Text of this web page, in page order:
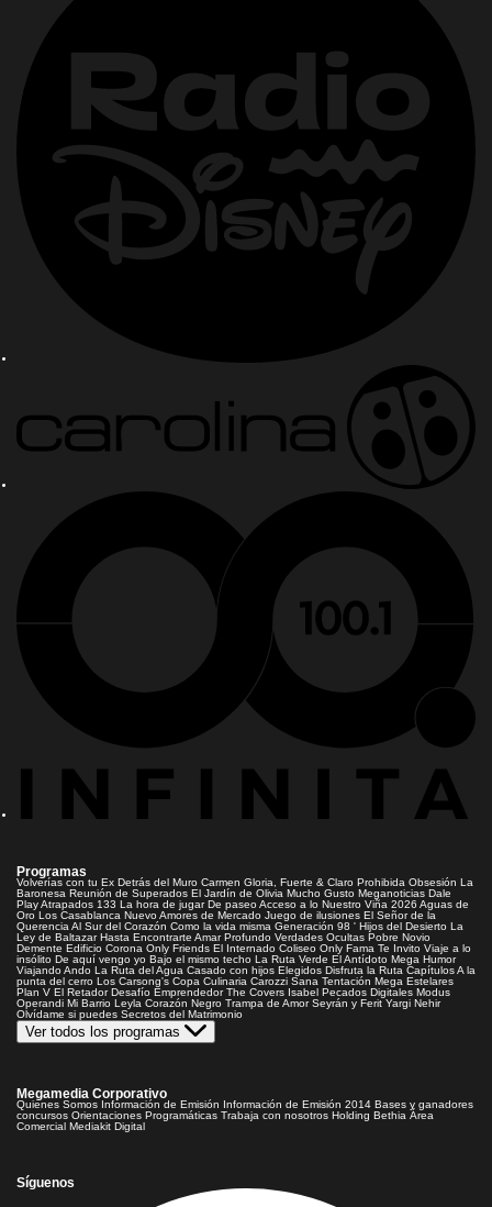
Programas
Volverías con tu Ex Detrás del Muro Carmen Gloria, Fuerte & Claro Prohibida Obsesión La
Baronesa Reunión de Superados El Jardín de Olivia Mucho Gusto Meganoticias Dale
PlayAtrapados 133 La hora de jugar De paseoAcceso a lo Nuestro Viña 2026 Aguas de
Oro Los Casablanca Nuevo Amores de Mercado Juego de ilusiones El Señor de la
Querencia Al Sur del Corazón Como la vida misma Generación 98 ' Hijos del Desierto La
Ley de Baltazar Hasta Encontrarte Amar Profundo Verdades Ocultas Pobre Novio
Demente Edificio Corona Only Friends El Internado Coliseo Only Fama Te Invito Viaje a lo
insólito De aquí vengo yo Bajo el mismo techo La Ruta Verde El Antídoto Mega Humor
Viajando Ando La Ruta del Agua Casado con hijos Elegidos Disfruta la Ruta CapítulosA la
punta del cerro Los Carsong's Copa Culinaria Carozzi Sana Tentación Mega Estelares
Plan V El Retador Desafío Emprendedor The Covers Isabel Pecados Digitales Modus
Operandi Mi Barrio Leyla Corazón Negro Trampa de Amor Seyrán y Ferit Yargi Nehir
Olvídame si puedes Secretos del Matrimonio
Ver todos los programas
Megamedia Corporativo
Quienes Somos Información de Emisión Información de Emisión 2014 Bases y ganadores
concursos Orientaciones Programáticas Trabaja con nosotros Holding Bethia Área
Comercial Mediakit Digital
Síguenos